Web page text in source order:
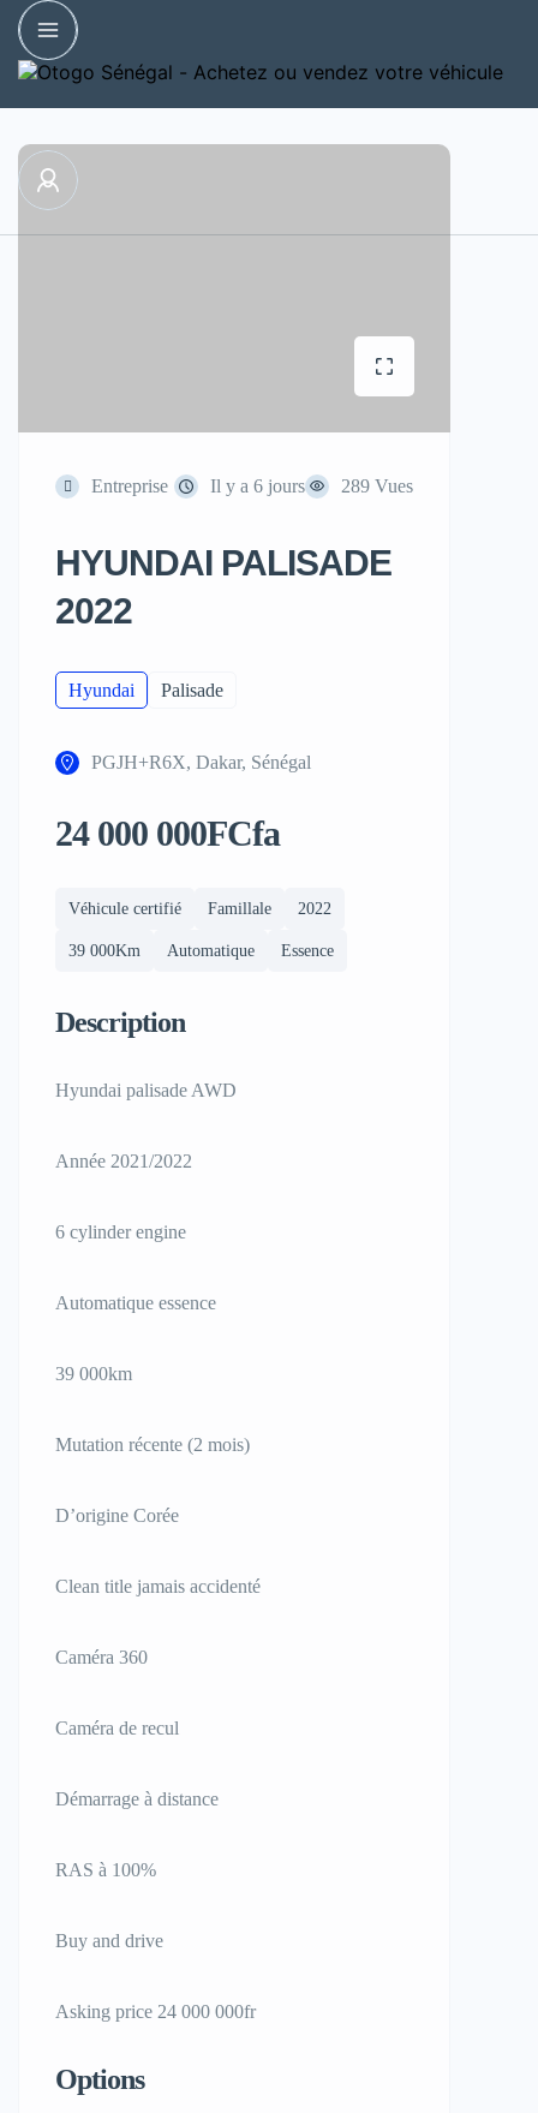
Entreprise Il y a 6 jours 289 Vues
HYUNDAI PALISADE
2022
Hyundai Palisade
PGJH+R6X, Dakar, Sénégal
24 000 000FCfa
Véhicule certifié Famillale 2022
39 000Km Automatique Essence
Description
Hyundai palisade AWD
Année 2021/2022
6 cylinder engine
Automatique essence
39 000km
Mutation récente (2 mois)
D’origine Corée
Clean title jamais accidenté
Caméra 360
Caméra de recul
Démarrage à distance
RAS à 100%
Buy and drive
Asking price 24 000 000fr
Options